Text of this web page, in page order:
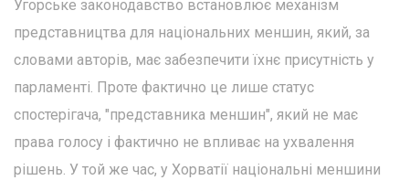
Угорське законодавство встановлює механізм
представництва для національних меншин, який, за
словами авторів, має забезпечити їхнє присутність у
парламенті. Проте фактично це лише статус
спостерігача, "представника меншин", який не має
права голосу і фактично не впливає на ухвалення
рішень. У той же час, у Хорватії національні меншини